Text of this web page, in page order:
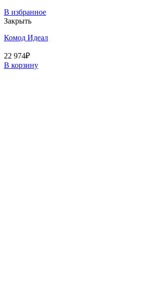
В избранное
Закрыть
Комод Идеал
22 974₽
В корзину